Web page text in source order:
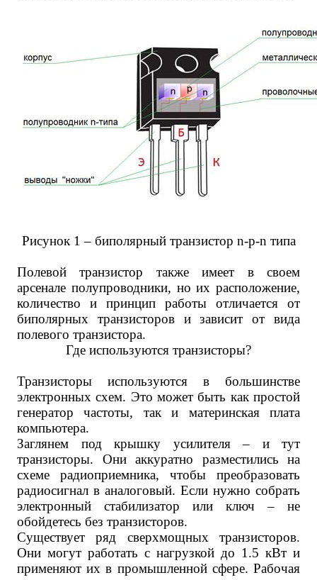
Рисунок 1 – биполярный транзистор n-p-n типа
Полевой транзистор также имеет в своем
арсенале полупроводники, но их расположение,
количество и принцип работы отличается от
биполярных транзисторов и зависит от вида
полевого транзистора.
Где используются транзисторы?
Транзисторы используются в большинстве
электронных схем. Это может быть как простой
генератор частоты, так и материнская плата
компьютера.
Заглянем под крышку усилителя – и тут
транзисторы. Они аккуратно разместились на
схеме радиоприемника, чтобы преобразовать
радиосигнал в аналоговый. Если нужно собрать
электронный стабилизатор или ключ – не
обойдетесь без транзисторов.
Существует ряд сверхмощных транзисторов.
Они могут работать с нагрузкой до 1.5 кВт и
применяют их в промышленной сфере. Рабочая